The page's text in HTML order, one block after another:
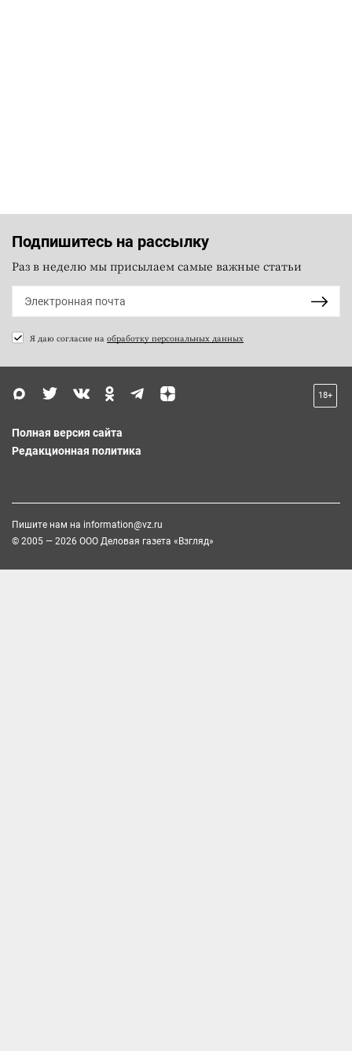
Подпишитесь на рассылку
Раз в неделю мы присылаем самые важные статьи
Я даю согласие на обработку персональных данных
18+
Полная версия сайта
Редакционная политика
Пишите нам на information@vz.ru
© 2005 — 2026 ООО Деловая газета «Взгляд»